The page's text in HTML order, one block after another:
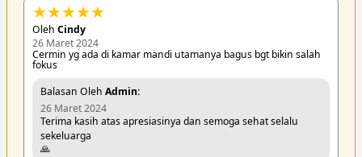
★★★★★
Oleh Cindy
26 Maret 2024
Cermin yg ada di kamar mandi utamanya bagus bgt bikin salah
fokus
Balasan Oleh Admin:
26 Maret 2024
Terima kasih atas apresiasinya dan semoga sehat selalu
sekeluarga
🙏